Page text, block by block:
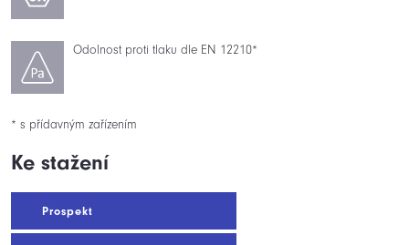
Odolnost proti tlaku dle EN 12210*
* s přídavným zařízením
Ke stažení
Prospekt